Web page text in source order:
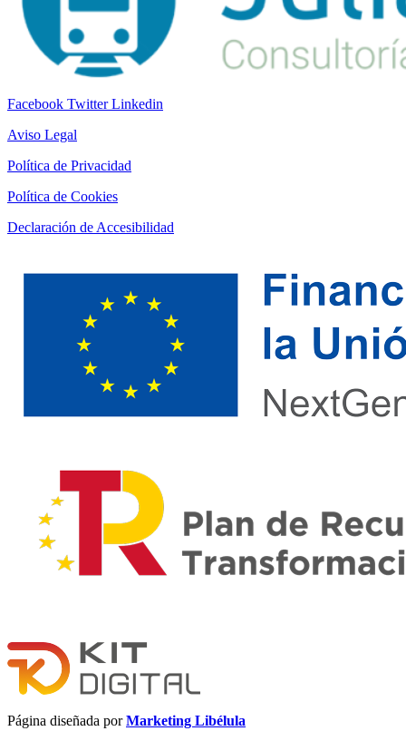
Facebook Twitter Linkedin
Aviso Legal
Política de Privacidad
Política de Cookies
Declaración de Accesibilidad
Página diseñada porMarketing Libélula